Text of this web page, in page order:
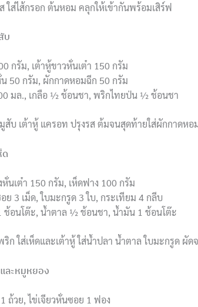
ใส่ไส้กรอก ต้นหอม คลุกให้เข้ากันพร้อมเสิร์ฟ
บ
กรัม, เต้าหู้ขาวหั่นเต๋า 150 กรัม
50 กรัม, ผักกาดหอมฉีก 50 กรัม
มล., เกลือ ½ ช้อนชา, พริกไทยป่น ½ ช้อนชา
สับ เต้าหู้ แครอท ปรุงรส ต้มจนสุดท้ายใส่ผักกาดหอ
ด
หั่นเต๋า 150 กรัม, เห็ดฟาง 100 กรัม
ย 3 เม็ด, ใบมะกรูด 3 ใบ, กระเทียม 4 กลีบ
ช้อนโต๊ะ, น้ำตาล ½ ช้อนชา, น้ำมัน 1 ช้อนโต๊ะ
ริก ใส่เห็ดและเต้าหู้ ใส่น้ำปลา น้ำตาล ใบมะกรูด ผั
ละหมูหยอง
ถ้วย, ไข่เจียวหั่นซอย 1 ฟอง